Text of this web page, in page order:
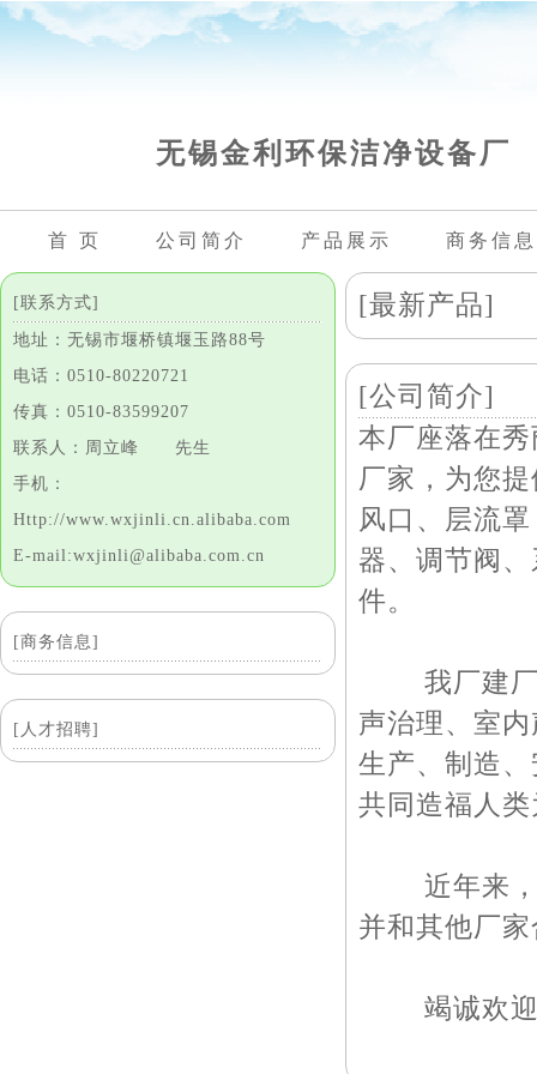
无锡金利环保洁净设备厂
首 页 公司简介 产品展示 商务信息
[联系方式]
地址：无锡市堰桥镇堰玉路88号
电话：0510-80220721
传真：0510-83599207
联系人：周立峰 先生
手机：
Http://www.wxjinli.cn.alibaba.com
E-mail:wxjinli@alibaba.com.cn
[商务信息]
[人才招聘]
[最新产品]
[公司简介]
本厂座落在
厂家，为您
风口、层流
器、调节阀
件。
我厂建厂以
声治理、室
生产、制造
共同造福人
近年来，我
并和其他厂
竭诚欢迎庞